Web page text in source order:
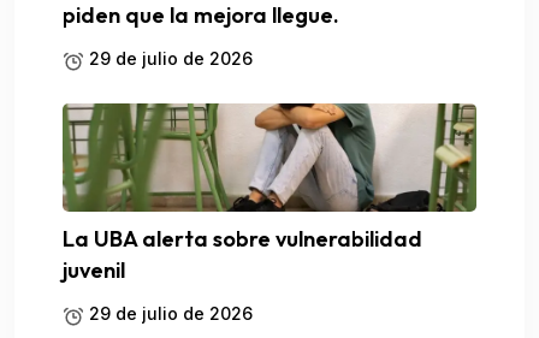
piden que la mejora llegue.
29 de julio de 2026
La UBA alerta sobre vulnerabilidad
juvenil
29 de julio de 2026